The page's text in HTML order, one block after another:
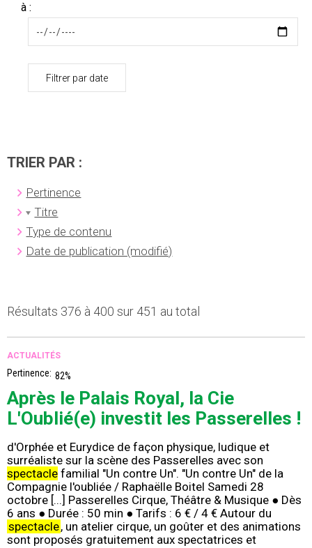
à :
Filtrer par date
TRIER PAR :
Pertinence
Titre
Type de contenu
Date de publication (modifié)
Résultats 376 à 400 sur 451 au total
ACTUALITÉS
Pertinence: 82%
Après le Palais Royal, la Cie
L'Oublié(e) investit les Passerelles !
d'Orphée et Eurydice de façon physique, ludique et
surréaliste sur la scène des Passerelles avec son
spectacle familial "Un contre Un". "Un contre Un" de la
Compagnie l'oubliée / Raphaëlle Boitel Samedi 28
octobre [...] Passerelles Cirque, Théâtre & Musique ● Dès
6 ans ● Durée : 50 min ● Tarifs : 6 € / 4 € Autour du
spectacle, un atelier cirque, un goûter et des animations
sont proposés gratuitement aux spectatrices et